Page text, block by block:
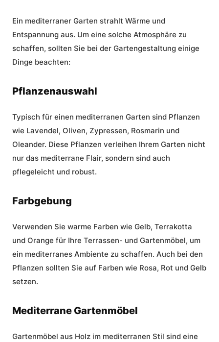
Ein mediterraner Garten strahlt Wärme und
Entspannung aus. Um eine solche Atmosphäre zu
schaffen, sollten Sie bei der Gartengestaltung einige
Dinge beachten:
Pflanzenauswahl
Typisch für einen mediterranen Garten sind Pflanzen
wie Lavendel, Oliven, Zypressen, Rosmarin und
Oleander. Diese Pflanzen verleihen Ihrem Garten nicht
nur das mediterrane Flair, sondern sind auch
pflegeleicht und robust.
Farbgebung
Verwenden Sie warme Farben wie Gelb, Terrakotta
und Orange für Ihre Terrassen- und Gartenmöbel, um
ein mediterranes Ambiente zu schaffen. Auch bei den
Pflanzen sollten Sie auf Farben wie Rosa, Rot und Gelb
setzen.
Mediterrane Gartenmöbel
Gartenmöbel aus Holz im mediterranen Stil sind eine